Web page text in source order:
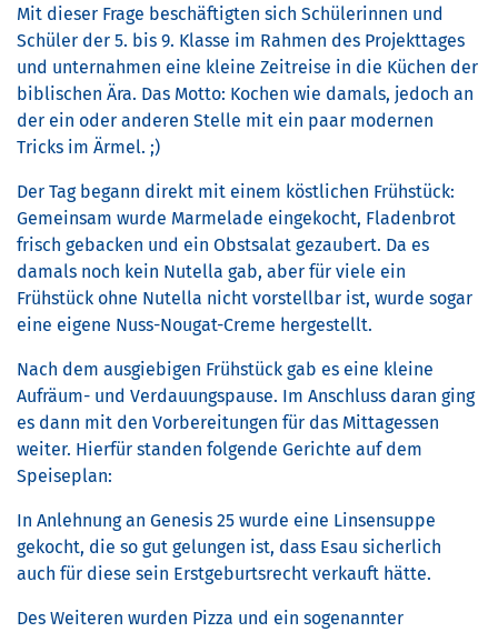
Mit dieser Frage beschäftigten sich Schülerinnen und
Schüler der 5. bis 9. Klasse im Rahmen des Projekttages
und unternahmen eine kleine Zeitreise in die Küchen der
biblischen Ära. Das Motto: Kochen wie damals, jedoch an
der ein oder anderen Stelle mit ein paar modernen
Tricks im Ärmel. ;)
Der Tag begann direkt mit einem köstlichen Frühstück:
Gemeinsam wurde Marmelade eingekocht, Fladenbrot
frisch gebacken und ein Obstsalat gezaubert. Da es
damals noch kein Nutella gab, aber für viele ein
Frühstück ohne Nutella nicht vorstellbar ist, wurde sogar
eine eigene Nuss-Nougat-Creme hergestellt.
Nach dem ausgiebigen Frühstück gab es eine kleine
Aufräum- und Verdauungspause. Im Anschluss daran ging
es dann mit den Vorbereitungen für das Mittagessen
weiter. Hierfür standen folgende Gerichte auf dem
Speiseplan:
In Anlehnung an Genesis 25 wurde eine Linsensuppe
gekocht, die so gut gelungen ist, dass Esau sicherlich
auch für diese sein Erstgeburtsrecht verkauft hätte.
Des Weiteren wurden Pizza und ein sogenannter